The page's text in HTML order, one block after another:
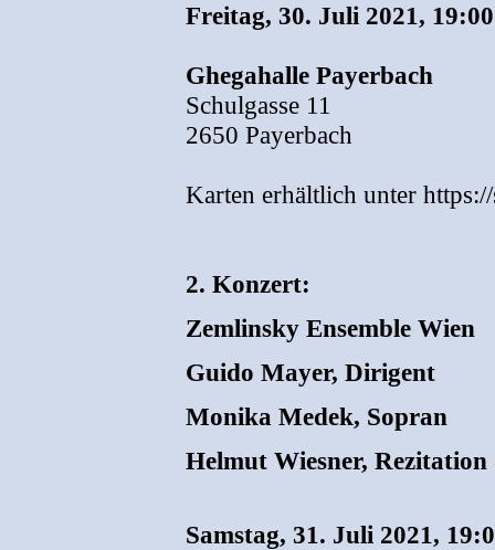
Freitag, 30. Juli 2021,
Ghegahalle Payerbach
Schulgasse 11
2650 Payerbach
Karten erhältlich unter
2. Konzert:
Zemlinsky Ensemble Wien
Guido Mayer, Dirigent
Monika Medek, Sopran
Helmut Wiesner, Rezitation
Samstag, 31. Juli 2021,